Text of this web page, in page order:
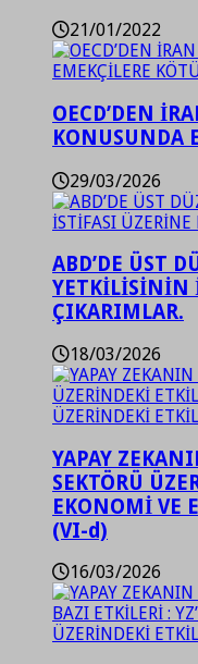
21/01/2022
OECD’DEN
KONUSUNDA
29/03/2026
ABD’DE ÜST
YETKİLİSİNİN
ÇIKARIMLAR.
18/03/2026
YAPAY
SEKTÖRÜ
EKONOMİ VE
(VI-d)
16/03/2026